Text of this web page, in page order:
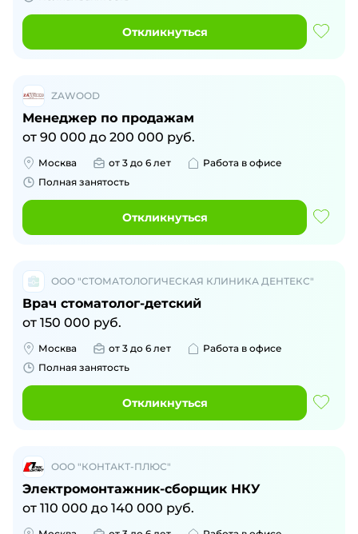
Откликнуться
ZAWOOD
Менеджер по продажам
от 90 000 до 200 000 руб.
Москва от 3 до 6 лет
Работа в офисе
Полная занятость
Откликнуться
ООО "СТОМАТОЛОГИЧЕСКАЯ КЛИНИКА ДЕНТЕКС"
Врач стоматолог-детский
от 150 000 руб.
Москва от 3 до 6 лет
Работа в офисе
Полная занятость
Откликнуться
ООО "КОНТАКТ-ПЛЮС"
Электромонтажник-сборщик НКУ
от 110 000 до 140 000 руб.